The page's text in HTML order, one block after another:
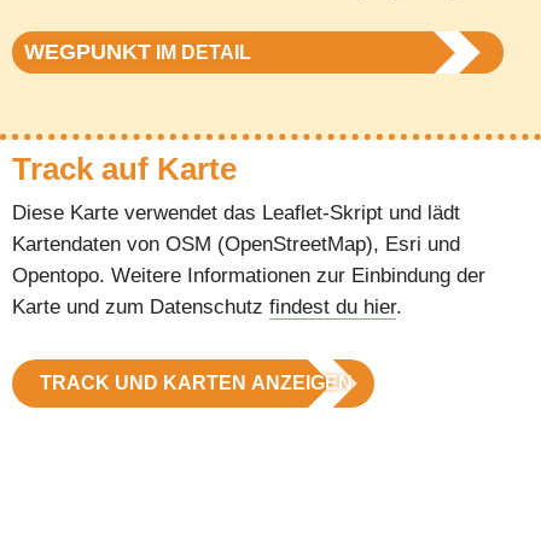
WEGPUNKT IM DETAIL
Track auf Karte
Diese Karte verwendet das Leaflet-Skript und lädt
Kartendaten von OSM (OpenStreetMap), Esri und
Opentopo. Weitere Informationen zur Einbindung der
Karte und zum Datenschutz findest du hier.
TRACK UND KARTEN ANZEIGEN